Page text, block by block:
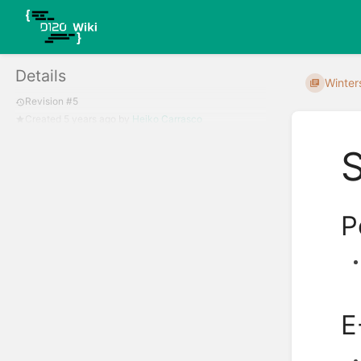
Details
Revision #5
Heiko Carrasco